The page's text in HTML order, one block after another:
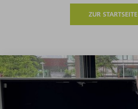
ZUR STARTSEITE